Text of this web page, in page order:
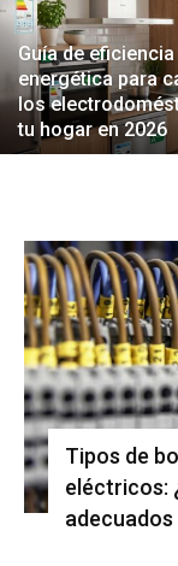
Guía de eficiencia
energética para
los
tu hogar en 2026
Tipos de
eléctricos: